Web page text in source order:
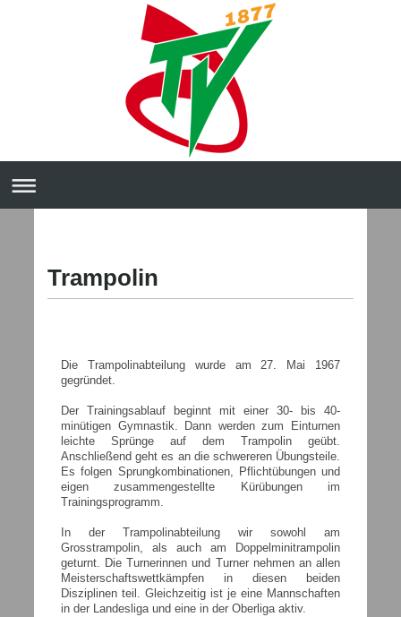
Trampolin
Die Trampolinabteilung wurde am 27. Mai 1967
gegründet.
Der Trainingsablauf beginnt mit einer 30- bis 40-
minütigen Gymnastik. Dann werden zum Einturnen
leichte Sprünge auf dem Trampolin geübt.
Anschließend geht es an die schwereren Übungsteile.
Es folgen Sprungkombinationen, Pflichtübungen und
eigen zusammengestellte Kürübungen im
Trainingsprogramm.
In der Trampolinabteilung wir sowohl am
Grosstrampolin, als auch am Doppelminitrampolin
geturnt. Die Turnerinnen und Turner nehmen an allen
Meisterschaftswettkämpfen in diesen beiden
Disziplinen teil. Gleichzeitig ist je eine Mannschaften
in der Landesliga und eine in der Oberliga aktiv.